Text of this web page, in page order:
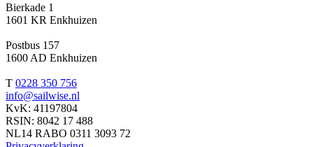
Bierkade 1
1601 KR Enkhuizen
Postbus 157
1600 AD Enkhuizen
T 0228 350 756
info@sailwise.nl
KvK: 41197804
RSIN: 8042 17 488
NL14 RABO 0311 3093 72